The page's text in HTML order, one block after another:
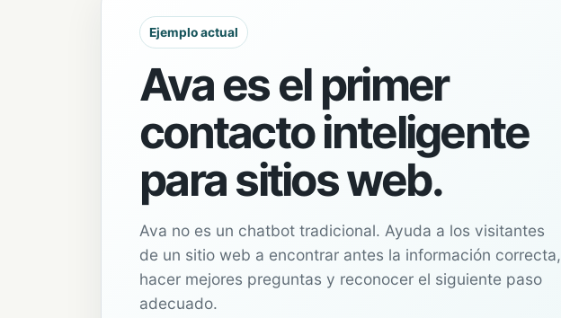
Ejemplo actual
Ava es el primer
contacto inteligente
para sitios web.
Ava no es un chatbot tradicional. Ayuda a los visitantes
de un sitio web a encontrar antes la información correcta,
hacer mejores preguntas y reconocer el siguiente paso
adecuado.